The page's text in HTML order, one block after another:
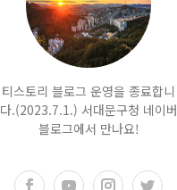
티스토리 블로그 운영을 종료합니
다.(2023.7.1.) 서대문구청 네이버
블로그에서 만나요!